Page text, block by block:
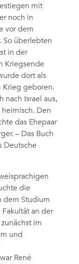
mit
noch in
vor dem
So überlebten
in der
Kriegsende
dort als
Krieg geboren.
nach Israel aus,
Den
das Ehepaar
– Das Buch
Deutsche
die
dem Studium
an der
im
und
René